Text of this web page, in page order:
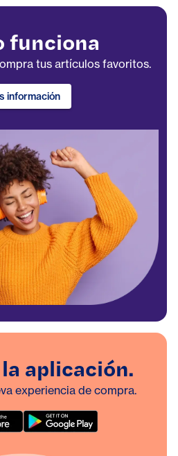
funciona
tus artículos favoritos.
información
aplicación.
experiencia de compra.